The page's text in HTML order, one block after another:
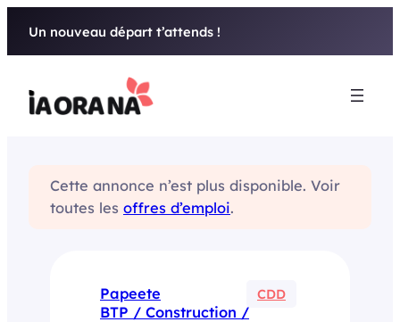
Un nouveau départ t’attends !
Cette annonce n’est plus disponible. Voir
toutes les offres d’emploi.
Papeete CDD
BTP / Construction /